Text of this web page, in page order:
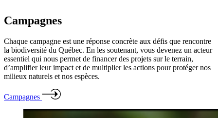
Campagnes
Chaque campagne est une réponse concrète aux défis que rencontre
la biodiversité du Québec. En les soutenant, vous devenez un acteur
essentiel qui nous permet de financer des projets sur le terrain,
d’amplifier leur impact et de multiplier les actions pour protéger nos
milieux naturels et nos espèces.
Campagnes